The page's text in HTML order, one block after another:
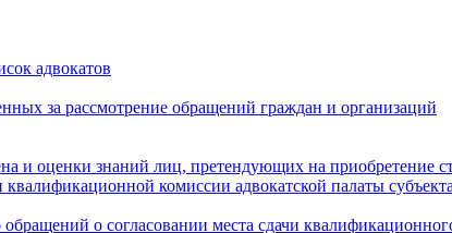
адвокатов
за рассмотрение обращений граждан и организаций
и оценки знаний лиц, претендующих на приобретение
квалификационной комиссии адвокатской палаты
о согласовании места сдачи квалификационного